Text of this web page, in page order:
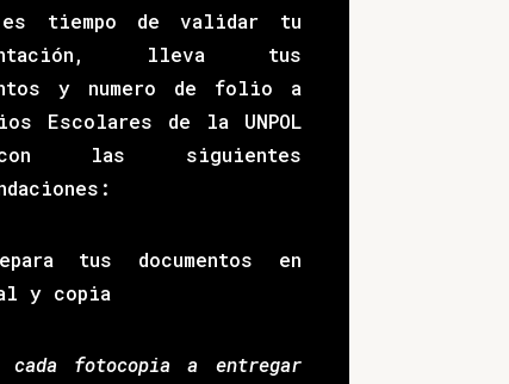
es tiempo de validar tu
lleva tus
y numero de folio a
Escolares de la UNPOL
las siguientes
tus documentos en
y copia
fotocopia a entregar